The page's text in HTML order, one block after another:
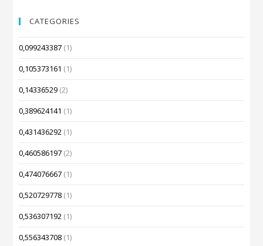
CATEGORIES
0,099243387 (1)
0,105373161 (1)
0,14336529 (2)
0,389624141 (1)
0,431436292 (1)
0,460586197 (2)
0,474076667 (1)
0,520729778 (1)
0,536307192 (1)
0,556343708 (1)